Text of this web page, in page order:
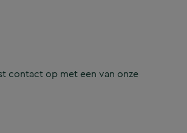
contact op met een van onze